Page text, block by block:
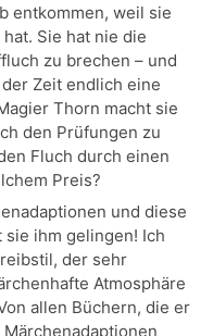
entkommen, weil sie
Sie hat nie die
zu brechen – und
Zeit endlich eine
Thorn macht sie
den Prüfungen zu
Fluch durch einen
Preis?
und diese
ihm gelingen! Ich
der sehr
Atmosphäre
allen Büchern, die er